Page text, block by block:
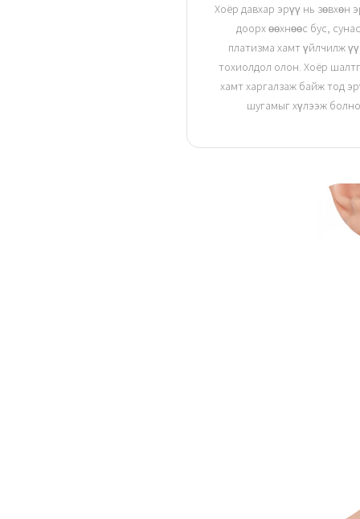
Хоёр давхар эрүү нь зөвхөн
доорх өөхнөөс бус,
платизма хамт үйлчилж
тохиолдол олон. Хоёр
хамт харгалзаж байж тод
шугамыг хүлээж